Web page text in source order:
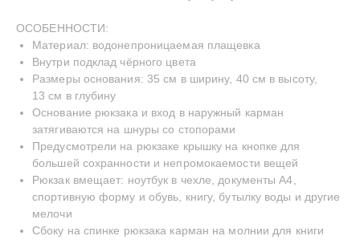
ОСОБЕННОСТИ:
Материал: водонепроницаемая плащевка
Внутри подклад чёрного цвета
Размеры основания: 35 см в ширину, 40 см в высоту,
13 см в глубину
Основание рюкзака и вход в наружный карман
затягиваются на шнуры со стопорами
Предусмотрели на рюкзаке крышку на кнопке для
большей сохранности и непромокаемости вещей
Рюкзак вмещает: ноутбук в чехле, документы А4,
спортивную форму и обувь, книгу, бутылку воды и другие
мелочи
Сбоку на спинке рюкзака карман на молнии для книги